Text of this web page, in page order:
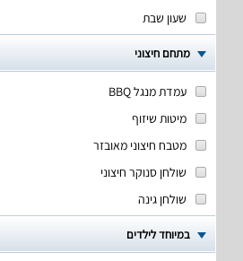
שעון שבת
מתחם חיצוני
עמדת מנגל BBQ
מיטות שיזוף
מטבח חיצוני מאובזר
שולחן סנוקר חיצוני
שולחן גינה
במיוחד לילדים